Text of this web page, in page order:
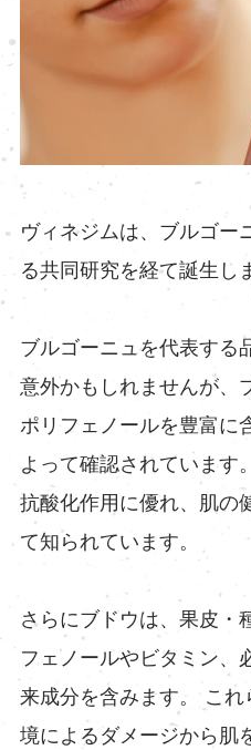
ヴィネジムは、ブルゴー
る共同研究を経て誕生し
ブルゴーニュを代表する
意外かもしれませんが、
ポリフェノールを豊富に
よって確認されています
抗酸化作用に優れ、肌の
て知られています。
さらにブドウは、果皮・
フェノールやビタミン、
来成分を含みます。 こ
境によるダメージから肌